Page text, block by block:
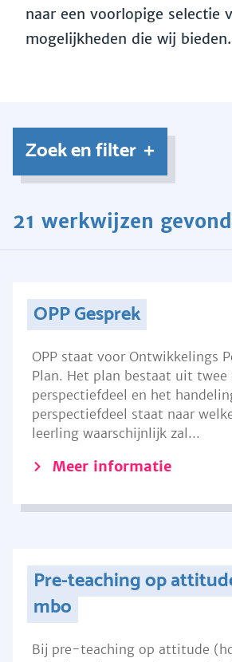
naar een voorlopige selectie
mogelijkheden die wij bieden.
Zoek en filter
21 werkwijzen
OPP Gesprek
OPP staat voor Ontwikkelings
Plan. Het plan bestaat uit twee
perspectiefdeel en het
perspectiefdeel staat naar
leerling waarschijnlijk zal...
Meer informatie
Pre-teaching op
mbo
Bij pre-teaching op attitude